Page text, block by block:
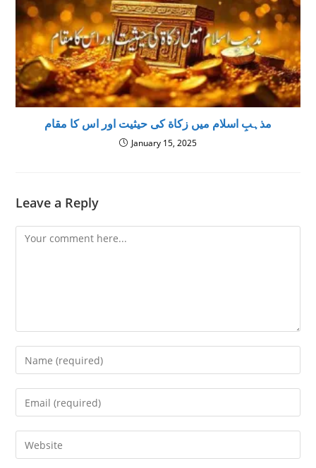
مذہبِ اسلام ميں زكاة كى حيثيت اور اس كا مقام
January 15, 2025
Leave a Reply
Comment
Enter
your
name
comment
Enter
your
email
address
Enter
your